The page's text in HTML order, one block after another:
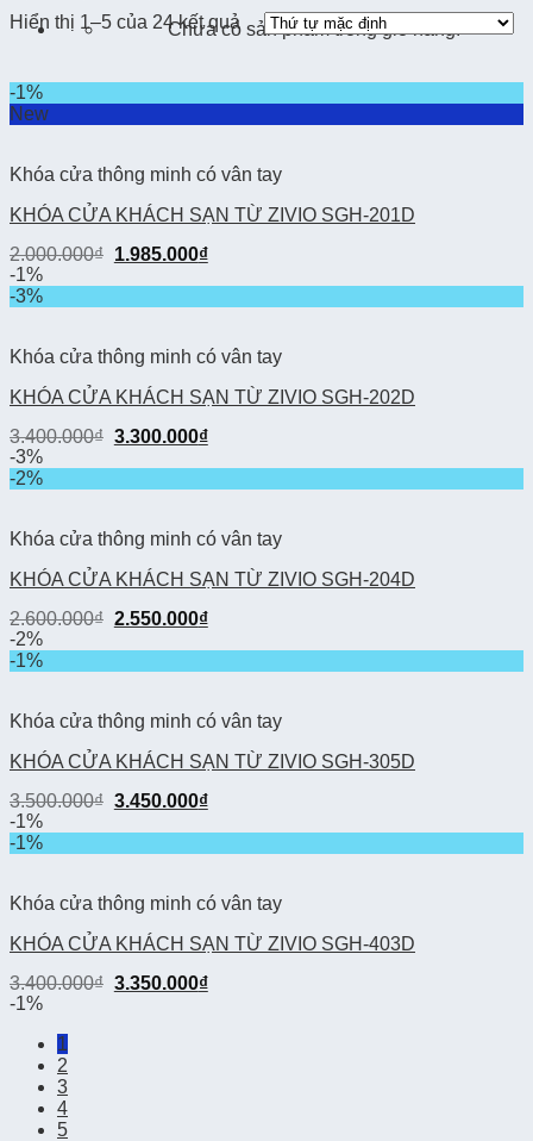
Chưa có sản phẩm trong giỏ hàng.
Hiển thị 1–5 của 24 kết quả
-1%
New
Khóa cửa thông minh có vân tay
KHÓA CỬA KHÁCH SẠN TỪ ZIVIO SGH-201D
2.000.000₫ 1.985.000₫
-1%
-3%
Khóa cửa thông minh có vân tay
KHÓA CỬA KHÁCH SẠN TỪ ZIVIO SGH-202D
3.400.000₫ 3.300.000₫
-3%
-2%
Khóa cửa thông minh có vân tay
KHÓA CỬA KHÁCH SẠN TỪ ZIVIO SGH-204D
2.600.000₫ 2.550.000₫
-2%
-1%
Khóa cửa thông minh có vân tay
KHÓA CỬA KHÁCH SẠN TỪ ZIVIO SGH-305D
3.500.000₫ 3.450.000₫
-1%
-1%
Khóa cửa thông minh có vân tay
KHÓA CỬA KHÁCH SẠN TỪ ZIVIO SGH-403D
3.400.000₫ 3.350.000₫
-1%
1
2
3
4
5